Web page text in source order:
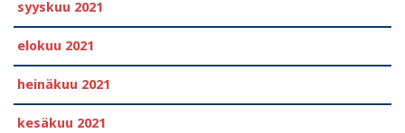
syyskuu 2021
elokuu 2021
heinäkuu 2021
kesäkuu 2021